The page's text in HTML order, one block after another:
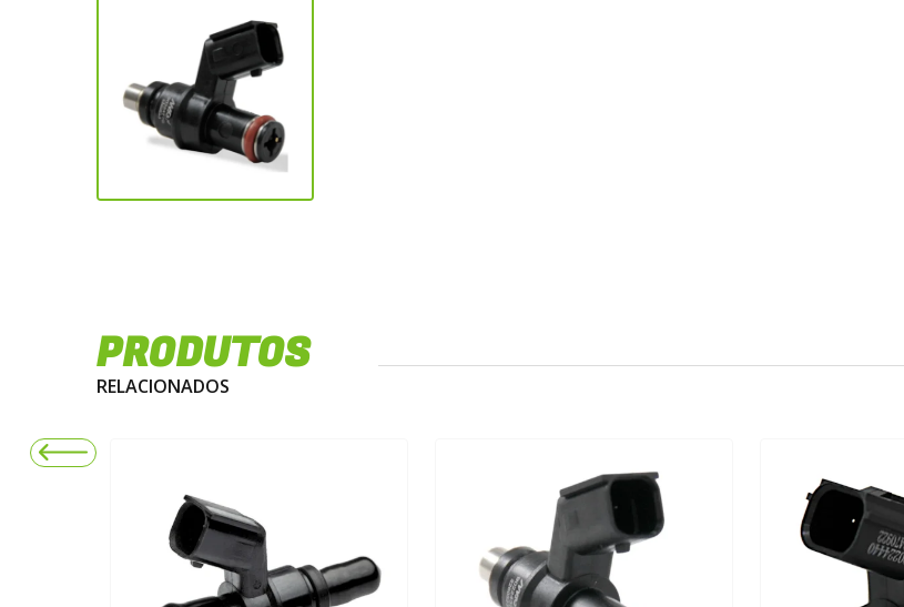
Disponibilidade de estoque
KS LEAD 110 2010>2012 MAGNETRON
Carregando informações de estoque...
PRODUTOS
RELACIONADOS